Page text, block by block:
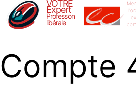
VOTRE
Expert
Profession
libérale
Compte